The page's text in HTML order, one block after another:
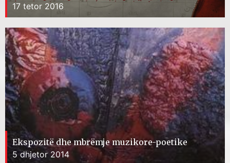
17 tetor 2016
Ekspozitë dhe mbrëmje muzikore-poetike
5 dhjetor 2014